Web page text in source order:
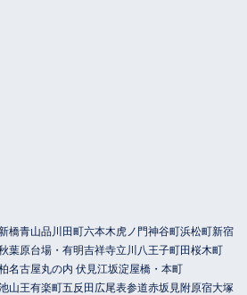
橋青山品川 田町六本木虎ノ門神谷町浜松町新宿
葉原台場・有明吉祥寺立川 八王子町田桜木町
名古屋丸の内 伏見江坂淀屋橋・本町
山王有楽町五反田 広尾表参道赤坂見附原宿大塚